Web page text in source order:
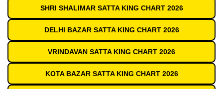
SHRI SHALIMAR SATTA KING CHART 2026
DELHI BAZAR SATTA KING CHART 2026
VRINDAVAN SATTA KING CHART 2026
KOTA BAZAR SATTA KING CHART 2026